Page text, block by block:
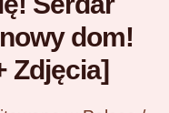
dom!
Zdjęcia]